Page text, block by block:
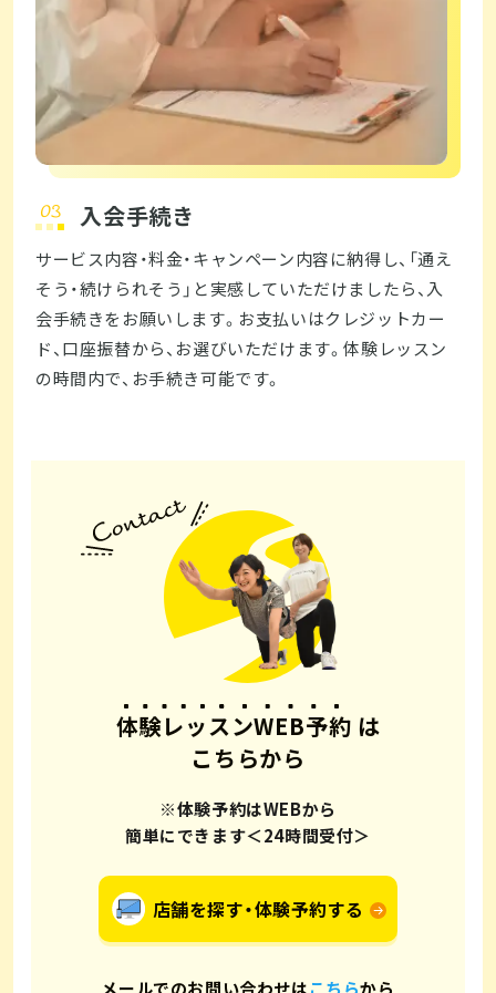
入会手続き
サービス内容・料金・キャンペーン内容に納得し、「通え
そう・続けられそう」と実感していただけましたら、入
会手続きをお願いします。お支払いはクレジットカー
ド、口座振替から、お選びいただけます。体験レッスン
の時間内で、お手続き可能です。
体験レッスンWEB予約 は
こちらから
※体験予約はWEBから
簡単にできます＜24時間受付＞
店舗を探す・体験予約する